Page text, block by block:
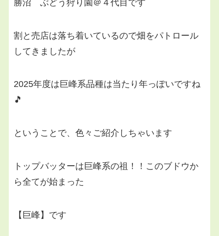
勝沼 ぶどう狩り園＠４代目です
割と売店は落ち着いているので畑をパトロール
してきましたが
2025年度は巨峰系品種は当たり年っぽいですね
🎵
ということで、色々ご紹介しちゃいます
トップバッターは巨峰系の祖！！このブドウか
ら全てが始まった
【巨峰】です